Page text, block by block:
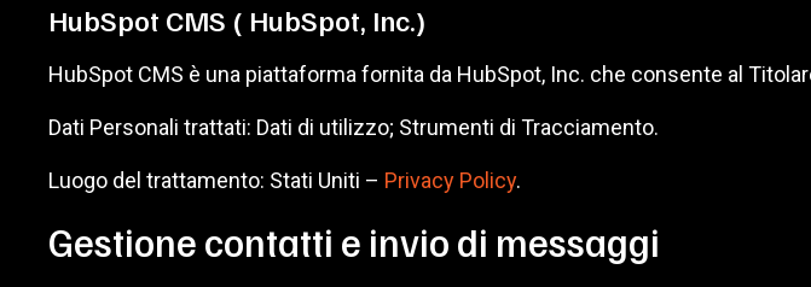
HubSpot CMS ( HubSpot, Inc.)
HubSpot CMS è una piattaforma fornita da HubSpot, Inc. che consente al
Dati Personali trattati: Dati di utilizzo; Strumenti di Tracciamento.
Luogo del trattamento: Stati Uniti – Privacy Policy.
Gestione contatti e invio di messaggi